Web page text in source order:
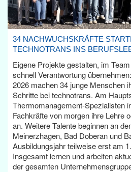
34 NACHWUCHSKRÄFTE
TECHNOTRANS INS
Eigene Projekte gestalten, im
schnell Verantwortung
2026 machen 34 junge Menschen
Schritte bei technotrans. Am
Thermomanagement-Spezialisten
Fachkräfte von morgen ihre Lehre
an. Weitere Talente beginnen an
Meinerzhagen, Bad Doberan und
Ausbildungsjahr teilweise erst am
Insgesamt lernen und arbeiten
der gesamten